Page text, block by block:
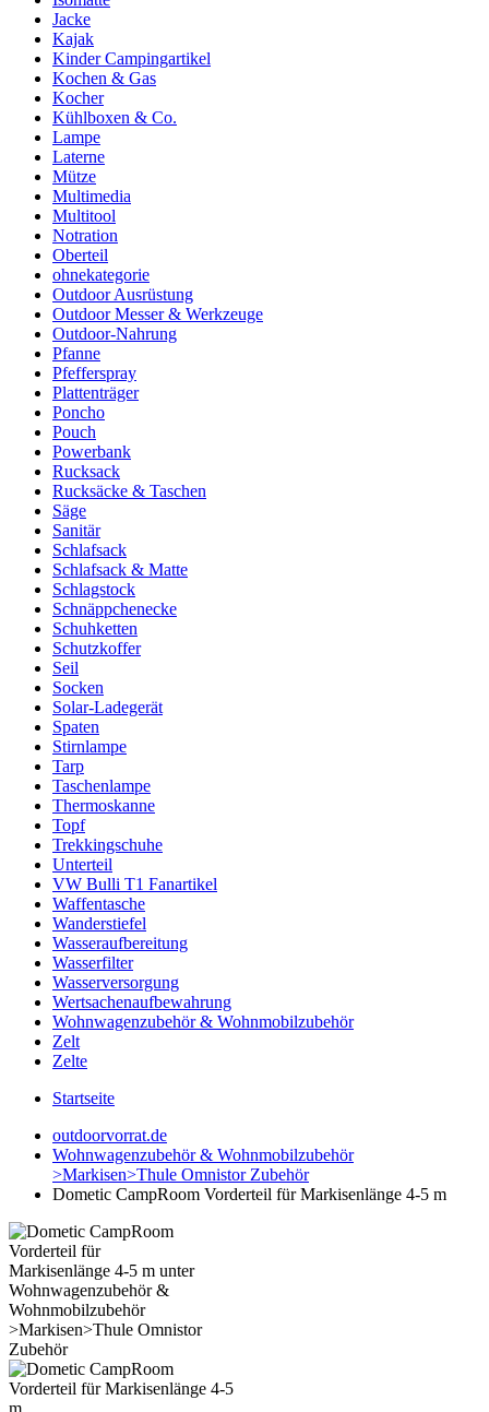
Jacke
Kajak
Kinder Campingartikel
Kochen & Gas
Kocher
Kühlboxen & Co.
Lampe
Laterne
Mütze
Multimedia
Multitool
Notration
Oberteil
ohnekategorie
Outdoor Ausrüstung
Outdoor Messer & Werkzeuge
Outdoor-Nahrung
Pfanne
Pfefferspray
Plattenträger
Poncho
Pouch
Powerbank
Rucksack
Rucksäcke & Taschen
Säge
Sanitär
Schlafsack
Schlafsack & Matte
Schlagstock
Schnäppchenecke
Schuhketten
Schutzkoffer
Seil
Socken
Solar-Ladegerät
Spaten
Stirnlampe
Tarp
Taschenlampe
Thermoskanne
Topf
Trekkingschuhe
Unterteil
VW Bulli T1 Fanartikel
Waffentasche
Wanderstiefel
Wasseraufbereitung
Wasserfilter
Wasserversorgung
Wertsachenaufbewahrung
Wohnwagenzubehör & Wohnmobilzubehör
Zelt
Zelte
Startseite
outdoorvorrat.de
Wohnwagenzubehör & Wohnmobilzubehör
>Markisen>Thule Omnistor Zubehör
Dometic CampRoom Vorderteil für Markisenlänge 4-5 m